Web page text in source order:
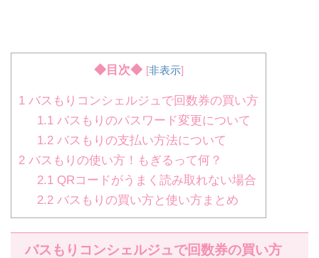
◆目次◆ [非表示]
1 バスもりコンシェルジュで回数券の買い方
1.1バスもりのパスワード変更について
1.2バスもりの支払い方法について
2 バスもりの使い方！もぎるって何？
2.1QRコードがうまく読み取れない場合
2.2バスもりの買い方と使い方まとめ
バスもりコンシェルジュで回数券の買い方